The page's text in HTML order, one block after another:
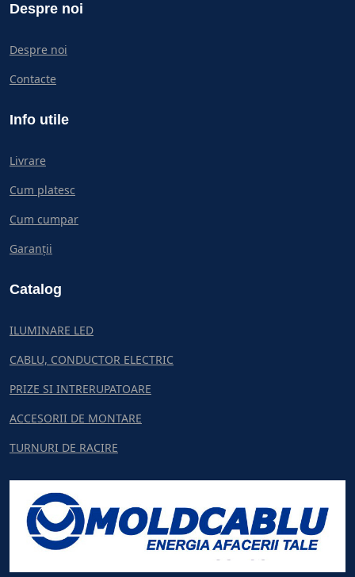
Despre noi
Despre noi
Contacte
Info utile
Livrare
Cum platesc
Cum cumpar
Garanții
Catalog
ILUMINARE LED
CABLU, CONDUCTOR ELECTRIC
PRIZE SI INTRERUPATOARE
ACCESORII DE MONTARE
TURNURI DE RACIRE